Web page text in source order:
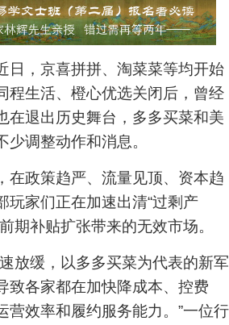
，京喜拼拼、淘菜菜等均开始
程生活、橙心优选关闭后，曾经
在退出历史舞台，多多买菜和美
少调整动作和消息。
政策趋严、流量见顶、资本趋
玩家们正在加速出清“过剩产
期补贴扩张带来的无效市场。
缓，以多多买菜为代表的新军
致各家都在加快降成本、控费
营效率和履约服务能力。”一位行